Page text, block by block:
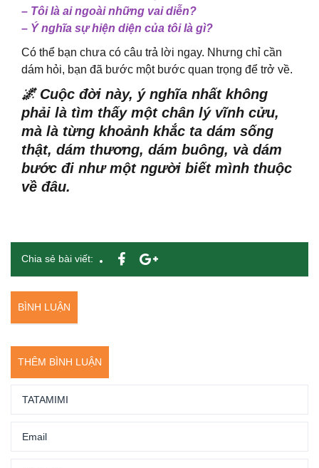
– Tôi là ai ngoài những vai diễn?
– Ý nghĩa sự hiện diện của tôi là gì?
Có thể bạn chưa có câu trả lời ngay. Nhưng chỉ cần
dám hỏi, bạn đã bước một bước quan trọng để trở về.
🌌 Cuộc đời này, ý nghĩa nhất không
phải là tìm thấy một chân lý vĩnh cửu,
mà là từng khoảnh khắc ta dám sống
thật, dám thương, dám buông, và dám
bước đi như một người biết mình thuộc
về đâu.
Chia sẻ bài viết:
BÌNH LUẬN
THÊM BÌNH LUẬN